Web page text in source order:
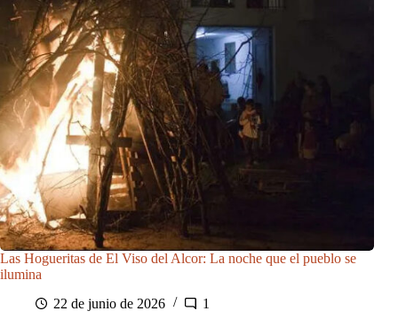
Las Hogueritas de El Viso del Alcor: La noche que el pueblo se
ilumina
22 de junio de 2026
1